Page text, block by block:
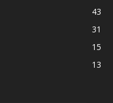
43
31
15
13